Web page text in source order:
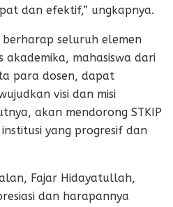
dan efektif,” ungkapnya.
berharap seluruh elemen
akademika, mahasiswa dari
para dosen, dapat
visi dan misi
akan mendorong STKIP
institusi yang progresif dan
Fajar Hidayatullah,
dan harapannya